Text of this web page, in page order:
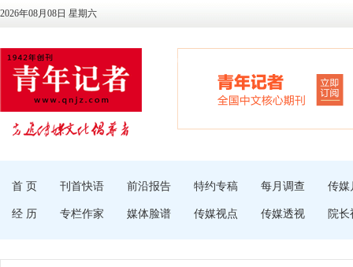
2026年08月08日 星期六
首 页 刊首快语 前沿报告 特约专稿 每月调查 传媒
经 历 专栏作家 媒体脸谱 传媒视点 传媒透视 院长